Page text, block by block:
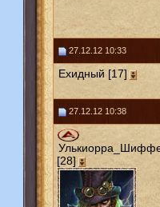
27.12.12 10:33
Ехидный [17]
27.12.12 10:38
[28]